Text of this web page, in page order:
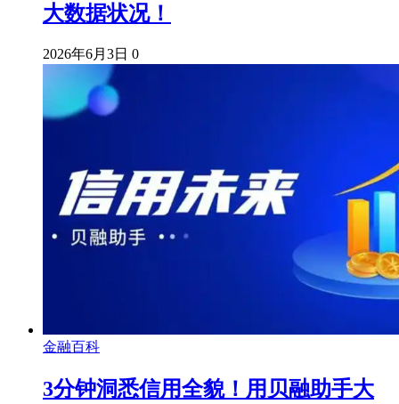
大数据状况！
2026年6月3日 0
金融百科
3分钟洞悉信用全貌！用贝融助手大